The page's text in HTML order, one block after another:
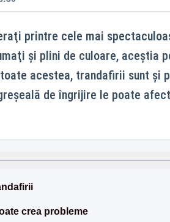
printre cele mai
şi plini de culoare, aceştia
acestea, trandafirii sunt şi
de îngrijire le poate
crea probleme